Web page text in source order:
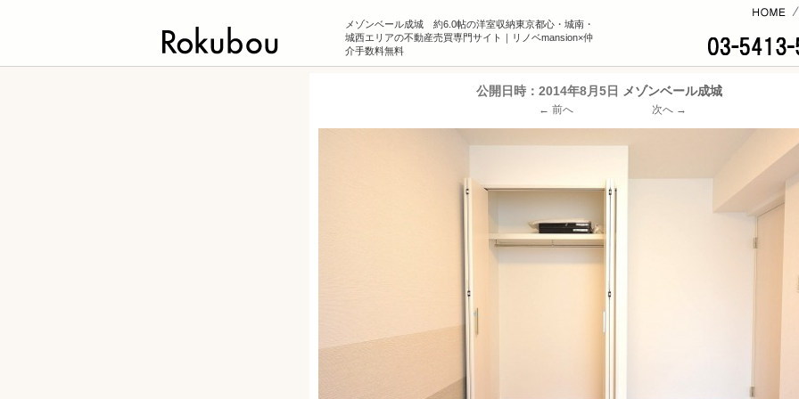
メゾンベール成城 約6.0帖の洋室収納東京都心・城南・
城西エリアの不動産売買専門サイト｜リノベmansion×仲
介手数料無料
コンテンツ
公開日時： 2014年8月5日 メゾンベール成城
← 前へ 次へ →